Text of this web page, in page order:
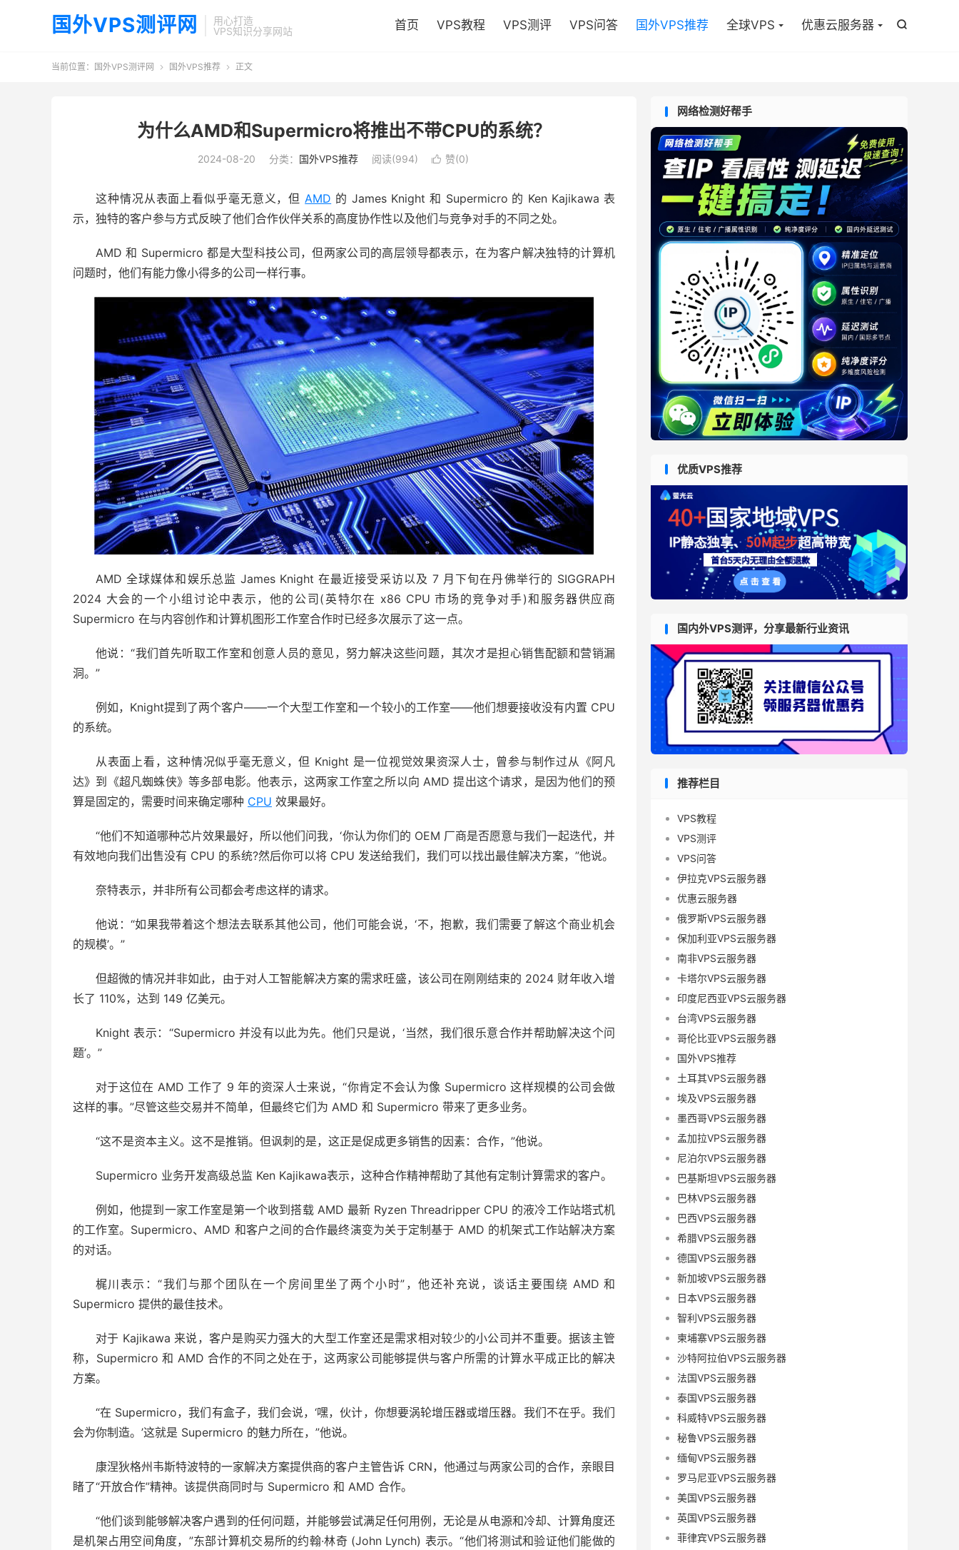
国外VPS测评网
用心打造
VPS知识分享网站

首页 VPS教程 VPS测评 VPS问答 国外VPS推荐 全球VPS 优惠云服务器
当前位置： 国外VPS测评网  国外VPS推荐  正文
为什么AMD和Supermicro将推出不带CPU的系统？
2024-08-20 分类： 国外VPS推荐 阅读(994)  赞(0)
这种情况从表面上看似乎毫无意义，但AMD 的 James Knight 和 Supermicro 的 Ken Kajikawa 表
示，独特的客户参与方式反映了他们合作伙伴关系的高度协作性以及他们与竞争对手的不同之处。
AMD 和 Supermicro 都是大型科技公司，但两家公司的高层领导都表示，在为客户解决独特的计算机
问题时，他们有能力像小得多的公司一样行事。
AMD 全球媒体和娱乐总监 James Knight 在最近接受采访以及 7 月下旬在丹佛举行的 SIGGRAPH
2024 大会的一个小组讨论中表示，他的公司(英特尔在 x86 CPU 市场的竞争对手)和服务器供应商
Supermicro 在与内容创作和计算机图形工作室合作时已经多次展示了这一点。
他说：“我们首先听取工作室和创意人员的意见，努力解决这些问题，其次才是担心销售配额和营销漏
洞。”
例如，Knight提到了两个客户——一个大型工作室和一个较小的工作室——他们想要接收没有内置 CPU
的系统。
从表面上看，这种情况似乎毫无意义，但 Knight 是一位视觉效果资深人士，曾参与制作过从《阿凡
达》到《超凡蜘蛛侠》等多部电影。他表示，这两家工作室之所以向 AMD 提出这个请求，是因为他们的预
算是固定的，需要时间来确定哪种 CPU 效果最好。
“他们不知道哪种芯片效果最好，所以他们问我，‘你认为你们的 OEM 厂商是否愿意与我们一起迭代，并
有效地向我们出售没有 CPU 的系统?然后你可以将 CPU 发送给我们，我们可以找出最佳解决方案，”他说。
奈特表示，并非所有公司都会考虑这样的请求。
他说：“如果我带着这个想法去联系其他公司，他们可能会说，‘不，抱歉，我们需要了解这个商业机会
的规模’。”
但超微的情况并非如此，由于对人工智能解决方案的需求旺盛，该公司在刚刚结束的 2024 财年收入增
长了 110%，达到 149 亿美元。
Knight 表示：“Supermicro 并没有以此为先。他们只是说，‘当然，我们很乐意合作并帮助解决这个问
题’。”
对于这位在 AMD 工作了 9 年的资深人士来说，“你肯定不会认为像 Supermicro 这样规模的公司会做
这样的事。”尽管这些交易并不简单，但最终它们为 AMD 和 Supermicro 带来了更多业务。
“这不是资本主义。这不是推销。但讽刺的是，这正是促成更多销售的因素：合作，”他说。
Supermicro 业务开发高级总监 Ken Kajikawa表示，这种合作精神帮助了其他有定制计算需求的客户。
例如，他提到一家工作室是第一个收到搭载 AMD 最新 Ryzen Threadripper CPU 的液冷工作站塔式机
的工作室。Supermicro、AMD 和客户之间的合作最终演变为关于定制基于 AMD 的机架式工作站解决方案
的对话。
梶川表示：“我们与那个团队在一个房间里坐了两个小时”，他还补充说，谈话主要围绕 AMD 和
Supermicro 提供的最佳技术。
对于 Kajikawa 来说，客户是购买力强大的大型工作室还是需求相对较少的小公司并不重要。据该主管
称，Supermicro 和 AMD 合作的不同之处在于，这两家公司能够提供与客户所需的计算水平成正比的解决
方案。
“在 Supermicro，我们有盒子，我们会说，‘嘿，伙计，你想要涡轮增压器或增压器。我们不在乎。我们
会为你制造。’这就是 Supermicro 的魅力所在，”他说。
康涅狄格州韦斯特波特的一家解决方案提供商的客户主管告诉 CRN，他通过与两家公司的合作，亲眼目
睹了“开放合作”精神。该提供商同时与 Supermicro 和 AMD 合作。
“他们谈到能够解决客户遇到的任何问题，并能够尝试满足任何用例，无论是从电源和冷却、计算角度还
是机架占用空间角度，”东部计算机交易所的约翰·林奇 (John Lynch) 表示。“他们将测试和验证他们能做的
网络检测好帮手
优质VPS推荐
国内外VPS测评，分享最新行业资讯
推荐栏目
VPS教程
VPS测评
VPS问答
伊拉克VPS云服务器
优惠云服务器
俄罗斯VPS云服务器
保加利亚VPS云服务器
南非VPS云服务器
卡塔尔VPS云服务器
印度尼西亚VPS云服务器
台湾VPS云服务器
哥伦比亚VPS云服务器
国外VPS推荐
土耳其VPS云服务器
埃及VPS云服务器
墨西哥VPS云服务器
孟加拉VPS云服务器
尼泊尔VPS云服务器
巴基斯坦VPS云服务器
巴林VPS云服务器
巴西VPS云服务器
希腊VPS云服务器
德国VPS云服务器
新加坡VPS云服务器
日本VPS云服务器
智利VPS云服务器
柬埔寨VPS云服务器
沙特阿拉伯VPS云服务器
法国VPS云服务器
泰国VPS云服务器
科威特VPS云服务器
秘鲁VPS云服务器
缅甸VPS云服务器
罗马尼亚VPS云服务器
美国VPS云服务器
英国VPS云服务器
菲律宾VPS云服务器